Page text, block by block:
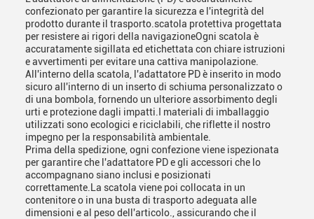
confezionato per garantire la sicurezza e l'integrità del
prodotto durante il trasporto.scatola protettiva progettata
per resistere ai rigori della navigazioneOgni scatola è
accuratamente sigillata ed etichettata con chiare istruzioni
e avvertimenti per evitare una cattiva manipolazione.
All'interno della scatola, l'adattatore PD è inserito in modo
sicuro all'interno di un inserto di schiuma personalizzato o
di una bombola, fornendo un ulteriore assorbimento degli
urti e protezione dagli impatti.I materiali di imballaggio
utilizzati sono ecologici e riciclabili, che riflette il nostro
impegno per la responsabilità ambientale.
Prima della spedizione, ogni confezione viene ispezionata
per garantire che l'adattatore PD e gli accessori che lo
accompagnano siano inclusi e posizionati
correttamente.La scatola viene poi collocata in un
contenitore o in una busta di trasporto adeguata alle
dimensioni e al peso dell'articolo., assicurando che il